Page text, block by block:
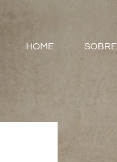
HOME SOBRE